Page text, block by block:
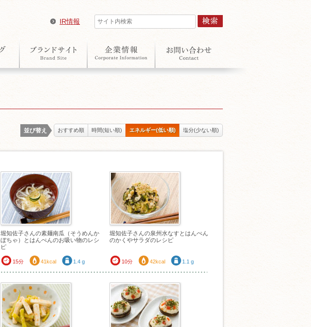
IR情報
並び替え おすすめ順 時間(短い順) エネルギー(低い順) 塩分(少ない順)
堀知佐子さんの素麺南瓜（そうめんか
ぼちゃ）とはんぺんのお吸い物のレシ
ピ
15分 41kcal 1.4 g
堀知佐子さんの泉州水なすとはんぺん
のかくやサラダのレシピ
10分 42kcal 1.1 g